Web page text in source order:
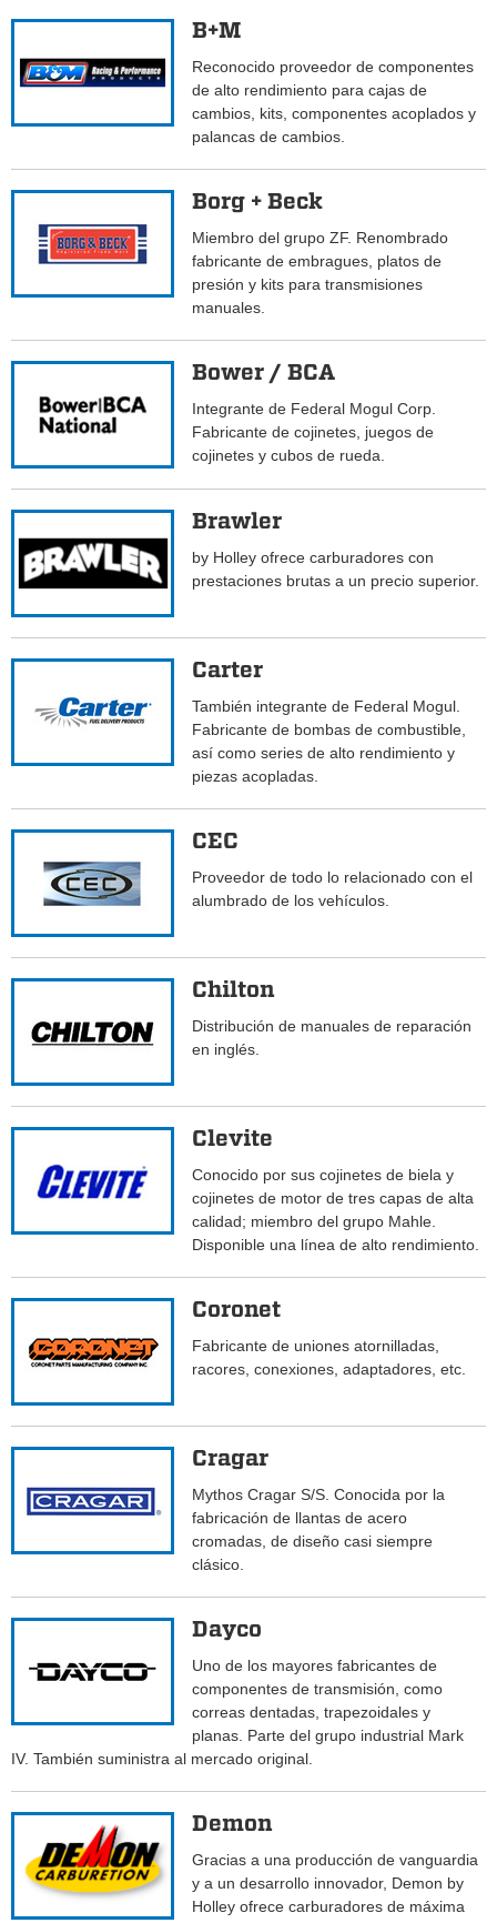
B+M
Reconocido proveedor de componentes
de alto rendimiento para cajas de
cambios, kits, componentes acoplados y
palancas de cambios.
Borg + Beck
Miembro del grupo ZF. Renombrado
fabricante de embragues, platos de
presión y kits para transmisiones
manuales.
Bower / BCA
Integrante de Federal Mogul Corp.
Fabricante de cojinetes, juegos de
cojinetes y cubos de rueda.
Brawler
by Holley ofrece carburadores con
prestaciones brutas a un precio superior.
Carter
También integrante de Federal Mogul.
Fabricante de bombas de combustible,
así como series de alto rendimiento y
piezas acopladas.
CEC
Proveedor de todo lo relacionado con el
alumbrado de los vehículos.
Chilton
Distribución de manuales de reparación
en inglés.
Clevite
Conocido por sus cojinetes de biela y
cojinetes de motor de tres capas de alta
calidad; miembro del grupo Mahle.
Disponible una línea de alto rendimiento.
Coronet
Fabricante de uniones atornilladas,
racores, conexiones, adaptadores, etc.
Cragar
Mythos Cragar S/S. Conocida por la
fabricación de llantas de acero
cromadas, de diseño casi siempre
clásico.
Dayco
Uno de los mayores fabricantes de
componentes de transmisión, como
correas dentadas, trapezoidales y
planas. Parte del grupo industrial Mark
IV. También suministra al mercado original.
Demon
Gracias a una producción de vanguardia
y a un desarrollo innovador, Demon by
Holley ofrece carburadores de máxima